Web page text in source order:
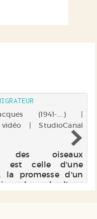
(1941-....) |
| StudioCanal
des oiseaux
est celle d'une
la promesse d'un
le vol d'une